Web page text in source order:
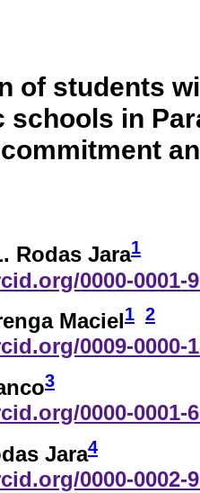
of students
schools in
Rodas Jara1
0000-0001-
Maciel1 2
0009-0000-
3
0000-0001-
Jara4
0000-0002-